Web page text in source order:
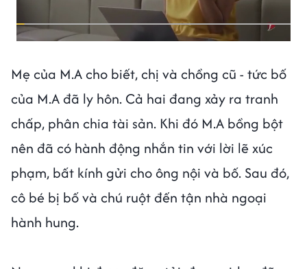
Mẹ của M.A cho biết, chị và chồng cũ - tức bố
của M.A đã ly hôn. Cả hai đang xảy ra tranh
chấp, phân chia tài sản. Khi đó M.A bồng bột
nên đã có hành động nhắn tin với lời lẽ xúc
phạm, bất kính gửi cho ông nội và bố. Sau đó,
cô bé bị bố và chú ruột đến tận nhà ngoại
hành hung.